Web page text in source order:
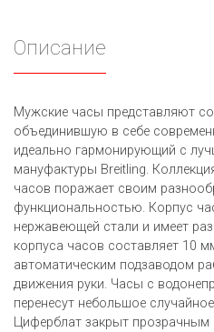
Описание
Мужские часы представляют
объединившую в себе
идеально гармонирующий с
мануфактуры Breitling.
часов поражает своим
функциональностью. Корпус
нержавеющей стали и имеет
корпуса часов составляет 10
автоматическим подзаводом
движения руки. Часы с
перенесут небольшое
Циферблат закрыт прозрачным